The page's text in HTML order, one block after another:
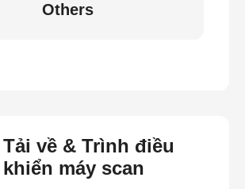
Others
Tải về & Trình điều
khiển máy scan